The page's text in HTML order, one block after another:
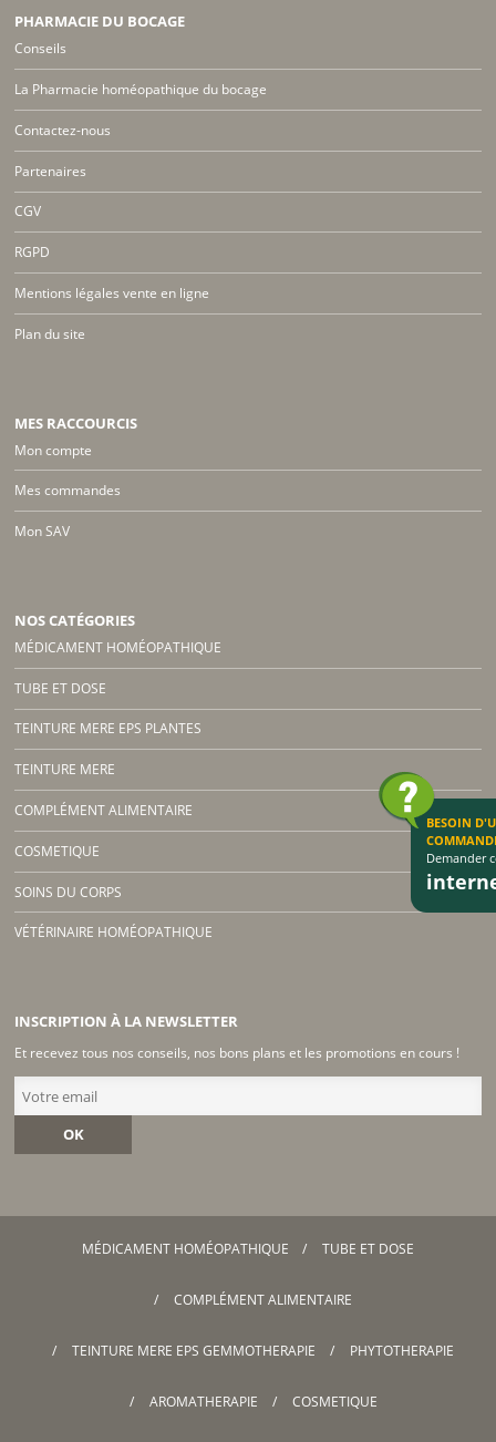
PHARMACIE DU BOCAGE
Conseils
La Pharmacie homéopathique du bocage
Contactez-nous
Partenaires
CGV
RGPD
Mentions légales vente en ligne
Plan du site
MES RACCOURCIS
Mon compte
Mes commandes
Mon SAV
NOS CATÉGORIES
MÉDICAMENT HOMÉOPATHIQUE
TUBE ET DOSE
TEINTURE MERE EPS PLANTES
TEINTURE MERE
COMPLÉMENT ALIMENTAIRE
COSMETIQUE
SOINS DU CORPS
VÉTÉRINAIRE HOMÉOPATHIQUE
INSCRIPTION À LA NEWSLETTER
Et recevez tous nos conseils, nos bons plans et les promotions en cours !
OK
MÉDICAMENT HOMÉOPATHIQUE TUBE ET DOSE
COMPLÉMENT ALIMENTAIRE
TEINTURE MERE EPS GEMMOTHERAPIE PHYTOTHERAPIE
AROMATHERAPIE COSMETIQUE
BESOIN
Demander